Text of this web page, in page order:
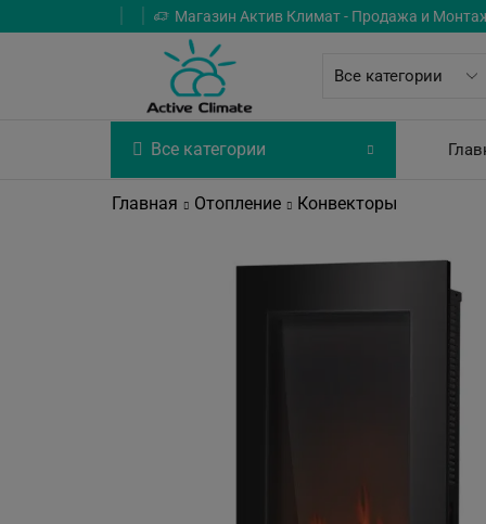
Магазин Актив Климат - Продажа и
Все категории
Главная Отопление Конвекторы